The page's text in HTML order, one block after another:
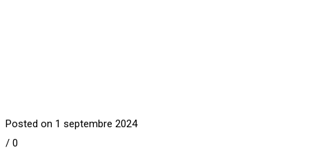
Posted on 1 septembre 2024
/ 0